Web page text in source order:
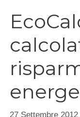
27 Settembre 2012